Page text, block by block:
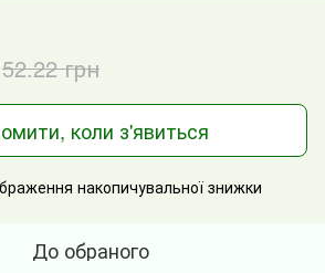
52.22 грн
коли з'явиться
накопичувальної знижки
До обраного